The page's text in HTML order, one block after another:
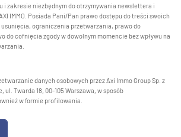
i zakresie niezbędnym do otrzymywania newslettera i
IMMO. Posiada Pani/Pan prawo dostępu do treści swoich
ograniczenia przetwarzania, prawo do
do cofnięcia zgody w dowolnym momencie bez wpływu na
danych osobowych przez Axi Immo Group Sp. z
ul. Twarda 18, 00-105 Warszawa, w sposób
w formie profilowania.